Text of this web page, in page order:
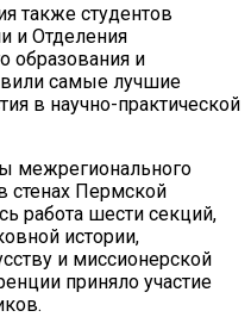
также студентов
и Отделения
образования и
самые лучшие
в научно-практической
межрегионального
стенах Пермской
работа шести секций,
истории,
и миссионерской
приняло участие